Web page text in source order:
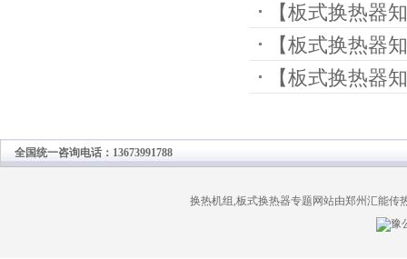
挑选
【板式换热器
供了哪些优势？
【板式换热器
【板式换热器
全国统一咨询电话：13673991788
换热机组,板式换热器专题网站由郑州汇能传
豫